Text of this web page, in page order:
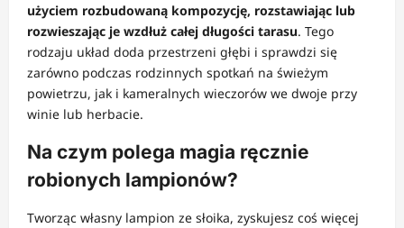
użyciem rozbudowaną kompozycję, rozstawiając lub
rozwieszając je wzdłuż całej długości tarasu. Tego
rodzaju układ doda przestrzeni głębi i sprawdzi się
zarówno podczas rodzinnych spotkań na świeżym
powietrzu, jak i kameralnych wieczorów we dwoje przy
winie lub herbacie.
Na czym polega magia ręcznie
robionych lampionów?
Tworząc własny lampion ze słoika, zyskujesz coś więcej